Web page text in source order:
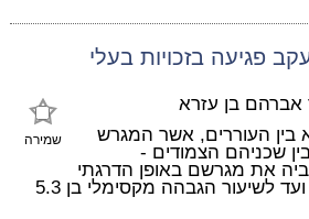
פגיעה בזכויות בעלי
שמירה
אברהם בן עזרא
בין העוררים, אשר המגרש
שכניהם הצמודים -
את מגרשם באופן הדרגתי
- ממצב בו אין הגבהה, ועד לשיעור הגבהה מקסימלי בן 5.3